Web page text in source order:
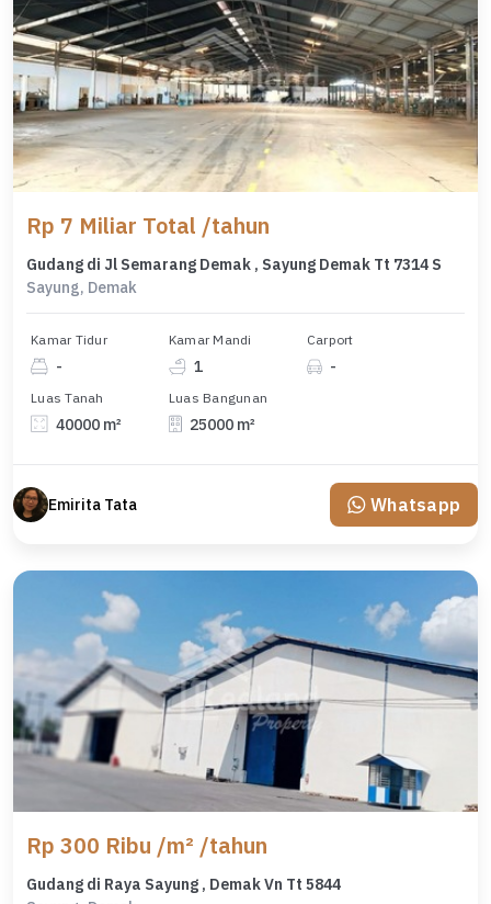
Rp 7 Miliar Total /tahun
Gudang di Jl Semarang Demak , Sayung Demak Tt 7314 S
Sayung, Demak
Kamar Tidur
-
Kamar Mandi
1
Carport
-
Luas Tanah
40000 m²
Luas Bangunan
25000 m²
Emirita Tata Whatsapp
Rp 300 Ribu /m² /tahun
Gudang di Raya Sayung , Demak Vn Tt 5844